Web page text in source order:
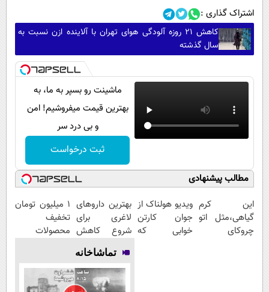
اشتراک گذاری :
کاهش ۲۱ روزه آلودگی هوای تهران با آلاینده ازن نسبت به
سال گذشته
ماشینت رو بسپر به ما، به
بهترین قیمت میفروشیم! امن
و بی درد سر
ثبت درخواست
مطالب پیشنهادی
این کرم
گیاهی،مثل اتو
چروکای
ویدیو هولناک از
جوان کارتن
خوابی که
بهترین داروهای
لاغری برای
شروع کاهش
وزن، ارسال از
داروخانه های
نزدیکت!
۱ میلیون تومان
تخفیف
محصولات
شروع کاهش
وزن
تماشاخانه